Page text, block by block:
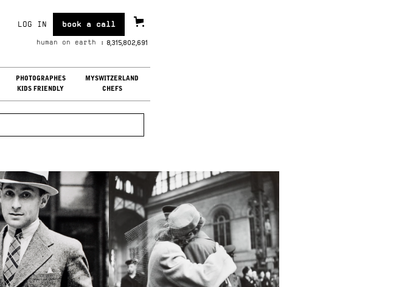
LOG IN book a call
human on earth : 8,315,802,694
PHOTOGRAPHES
MYSWITZERLAND
KIDS FRIENDLY CHEFS